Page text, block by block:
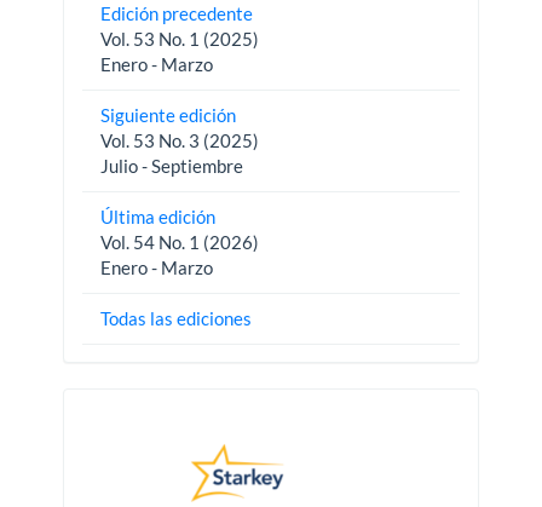
Edición precedente
Vol. 53 No. 1 (2025)
Enero - Marzo
Siguiente edición
Vol. 53 No. 3 (2025)
Julio - Septiembre
Última edición
Vol. 54 No. 1 (2026)
Enero - Marzo
Todas las ediciones